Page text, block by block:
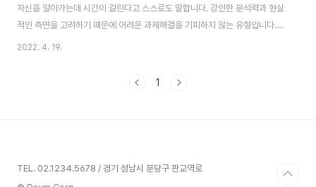
자신을 알아가는데 시간이 걸린다고 스스로도 말합니다. 강인한 분석력과 현실
적인 측면을 고려하기 때문에 어려운 과제해결을 기피하지 않는 유형입니다.
실용적은 측면에서 유용한 ISTP유형(잇팁)의 모든 것들을 낱낱이 전해드리고
석부터 바로 들어가고 싶으신 분들은 2분 28초부터 시작하시면 되겠습니다.
2022. 4. 19.
1
TEL. 02.1234.5678 / 경기 성남시 분당구 판교역로